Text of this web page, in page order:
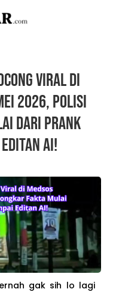
Viral di
2026, Polisi
dari Prank
AI!
gak sih lo lagi